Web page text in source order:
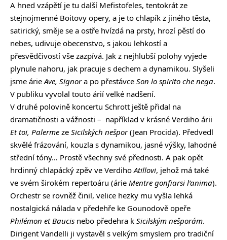
A hned vzápětí je tu další Mefistofeles, tentokrát ze
stejnojmenné Boitovy opery, a je to chlapík z jiného těsta,
satirický, směje se a ostře hvízdá na prsty, hrozí pěstí do
nebes, udivuje obecenstvo, s jakou lehkostí a
přesvědčivostí vše zazpívá. Jak z nejhlubší polohy vyjede
plynule nahoru, jak pracuje s dechem a dynamikou. Slyšeli
jsme árieAve, Signora po přestávce Son lo spirito che nega.
V publiku vyvolal touto árií velké nadšení.
V druhé polovině koncertu Schrott ještě přidal na
dramatičnosti a vážnosti – například v krásné Verdiho árii
Et toi, Palerme ze Sicilských nešpor(Jean Procida). Předvedl
skvělé frázování, kouzla s dynamikou, jasné výšky, lahodné
střední tóny… Prostě všechny své přednosti. A pak opět
hrdinný chlapácký zpěv ve VerdihoAtillovi, jehož má také
ve svém širokém repertoáru (árie Mentre gonfiarsi l’anima).
Orchestr se rovněž činil, velice hezky mu vyšla lehká
nostalgická nálada v předehře ke Gounodově opeře
Philémon et Baucis nebo předehra k Sicilským nešporám.
Dirigent Vandelli ji vystavěl s velkým smyslem pro tradiční